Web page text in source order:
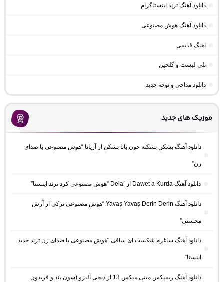
دانلود آهنگ ترند اینستاگرام
دانلود آهنگ هوش مصنوعی
اهنگ قدیمی
پلی لیست و گلچین
دانلود مداحی و نوحه جدید
موزیک های جدید
دانلود آهنگ بشکن بشکنه جون بابا بشکن از آریانا “هوش مصنوعی با صدای
زن”
دانلود آهنگ Dawet a Kurda از Delal “هوش مصنوعی کرد ترند اینستا”
دانلود آهنگ Yavaş Yavaş Derin Derin “هوش مصنوعی ترکی از آرش
محسنی”
دانلود آهنگ ساغرم شکست ای ساقی “هوش مصنوعی با صدای زن ترند جدید
اینستا”
دانلود آهنگ ریمیکس مینی میکس 13 از دیجی آلیزو (سون بند و فریدون